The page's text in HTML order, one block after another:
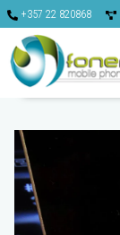
Skip
to
content
+357 22 820868